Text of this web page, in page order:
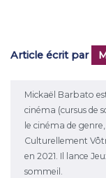
Article écrit par
Mickaël Barbato
cinéma (cursus de
le cinéma de
Culturellement
en 2021. Il lance
sommeil.